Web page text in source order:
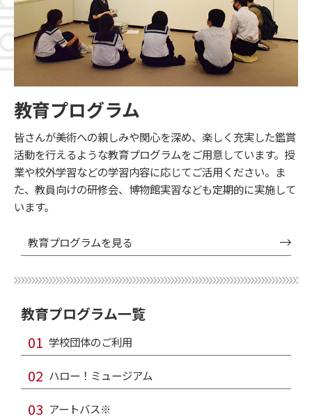
教育プログラム
皆さんが美術への親しみや関心を深め、楽しく充実した鑑賞
活動を行えるような教育プログラムをご用意しています。授
業や校外学習などの学習内容に応じてご活用ください。ま
た、教員向けの研修会、博物館実習なども定期的に実施して
います。
教育プログラムを見る
教育プログラム一覧
学校団体のご利用
ハロー！ミュージアム
アートバス※